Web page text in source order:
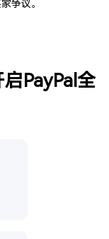
争议。
PayPal全